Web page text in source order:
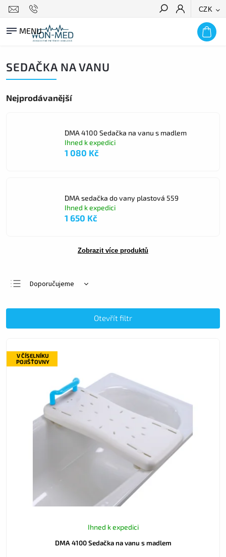
CZK
HLEDAT
SEDAČKA NA VANU
Nejprodávanější
DMA 4100 Sedačka na vanu s madlem
Ihned k expedici
1 080 Kč
DMA sedačka do vany plastová 559
Ihned k expedici
1 650 Kč
Zobrazit více produktů
Doporučujeme
Abecedně
Otevřít filtr
V ČÍSELNÍKU
POJIŠŤOVNY
DMA 4100 Sedačka na vanu s madlem
Ihned k expedici